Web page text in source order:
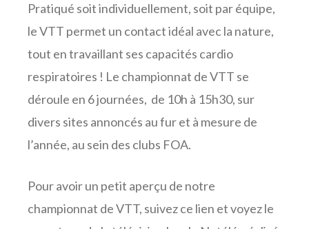
Pratiqué soit individuellement, soit par équipe,
le VTT permet un contact idéal avec la nature,
tout en travaillant ses capacités cardio
respiratoires ! Le championnat de VTT se
déroule en 6 journées, de 10h à 15h30, sur
divers sites annoncés au fur et à mesure de
l’année, au sein des clubs FOA.
Pour avoir un petit aperçu de notre
championnat de VTT, suivez ce lien et voyez le